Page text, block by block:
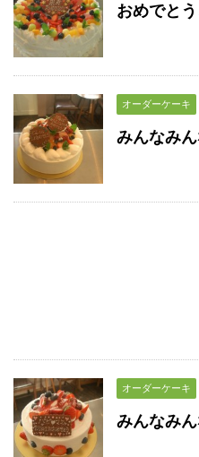
おめでと
オーダーケーキ
みんなみ
オーダーケーキ
みんなみ